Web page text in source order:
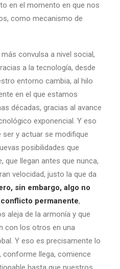
en el momento en que nos
como mecanismo de
convulsa a nivel social,
a la tecnología, desde
entorno cambia, al hilo
en el que estamos
décadas, gracias al avance
exponencial. Y eso
y actuar se modifique
posibilidades que
que llegan antes que nunca,
velocidad, justo la que da
sin embargo, algo no
permanente,
aleja de la armonía y que
con los otros en una
Y eso es precisamente lo
conforme llega, comience